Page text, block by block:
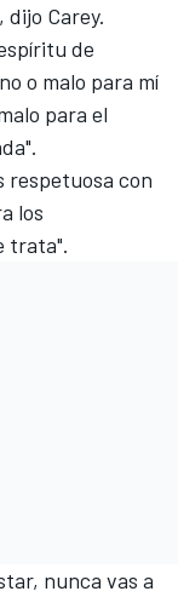
Carey.
de
o malo para mí
para el
respetuosa con
los
trata".
nunca vas a